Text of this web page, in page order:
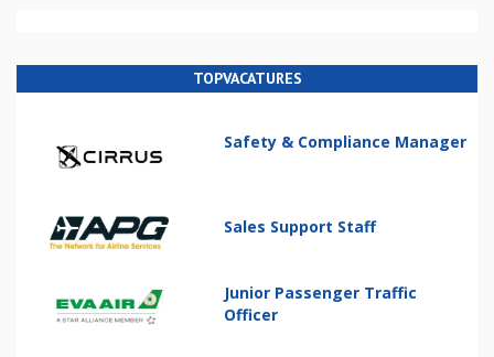
TOPVACATURES
Safety & Compliance Manager
Sales Support Staff
Junior Passenger Traffic
Officer